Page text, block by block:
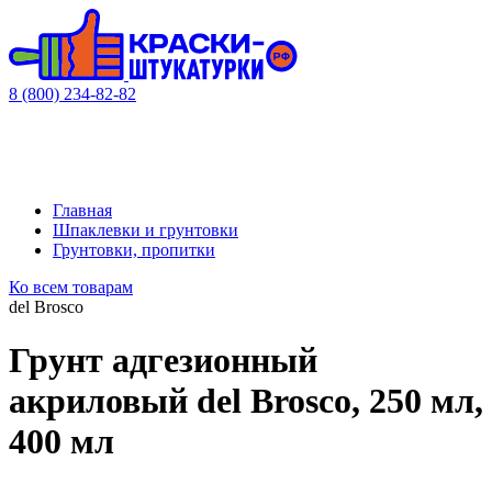
8 (800) 234-82-82
Главная
Шпаклевки и грунтовки
Грунтовки, пропитки
Ко всем товарам
del Brosco
Грунт адгезионный
акриловый del Brosco, 250 мл,
400 мл